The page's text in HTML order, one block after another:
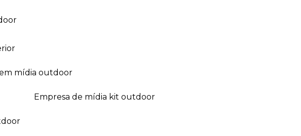
em mídia outdoor
empresa de mídia kit outdoor